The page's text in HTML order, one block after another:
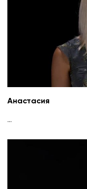
Анастасия
...